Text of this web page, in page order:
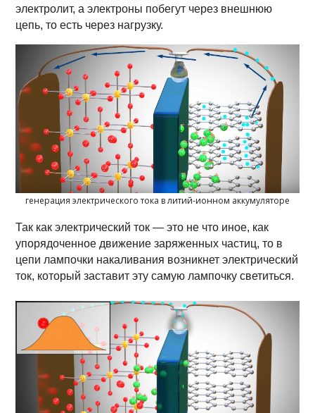
электролит, а электроны побегут через внешнюю
цепь, то есть через нагрузку.
генерация электрического тока в литий-ионном аккумуляторе
Так как электрический ток — это не что иное, как
упорядоченное движение заряженных частиц, то в
цепи лампочки накаливания возникнет электрический
ток, который заставит эту самую лампочку светиться.